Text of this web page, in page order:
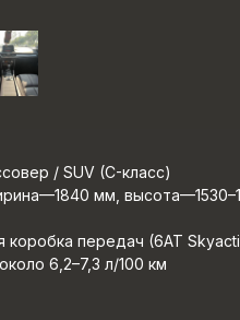
/ SUV (C-класс)
мм,
коробка передач (6AT
6,2–7,3 л/100 км